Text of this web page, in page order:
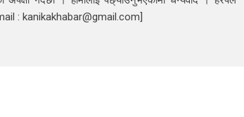
: kanikakhabar@gmail.com]